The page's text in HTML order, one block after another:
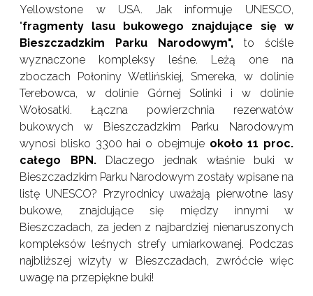
Yellowstone w USA. Jak informuje UNESCO,
"fragmenty lasu bukowego znajdujące się w
Bieszczadzkim Parku Narodowym", to ściśle
wyznaczone kompleksy leśne. Leżą one na
zboczach Połoniny Wetlińskiej, Smereka, w dolinie
Terebowca, w dolinie Górnej Solinki i w dolinie
Wołosatki. Łączna powierzchnia rezerwatów
bukowych w Bieszczadzkim Parku Narodowym
wynosi blisko 3300 hai o obejmuje około 11 proc.
całego BPN.Dlaczego jednak właśnie buki w
Bieszczadzkim Parku Narodowym zostały wpisane na
listę UNESCO? Przyrodnicy uważają pierwotne lasy
bukowe, znajdujące się między innymi w
Bieszczadach, za jeden z najbardziej nienaruszonych
kompleksów leśnych strefy umiarkowanej. Podczas
najbliższej wizyty w Bieszczadach, zwróćcie więc
uwagę na przepiękne buki!